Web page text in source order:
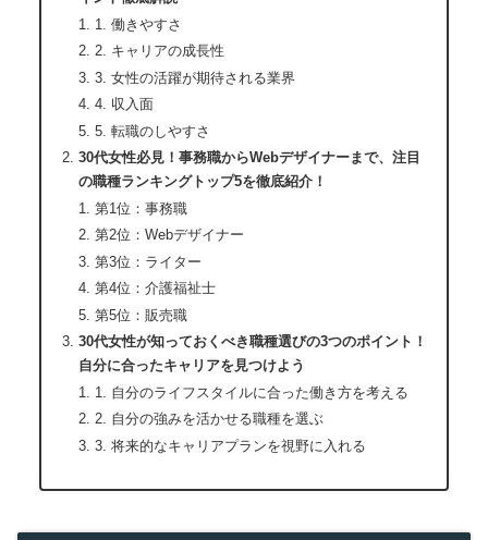
1. 働きやすさ
2. キャリアの成長性
3. 女性の活躍が期待される業界
4. 収入面
5. 転職のしやすさ
30代女性必見！事務職からWebデザイナーまで、注目
の職種ランキングトップ5を徹底紹介！
第1位：事務職
第2位：Webデザイナー
第3位：ライター
第4位：介護福祉士
第5位：販売職
30代女性が知っておくべき職種選びの3つのポイント！
自分に合ったキャリアを見つけよう
1. 自分のライフスタイルに合った働き方を考える
2. 自分の強みを活かせる職種を選ぶ
3. 将来的なキャリアプランを視野に入れる